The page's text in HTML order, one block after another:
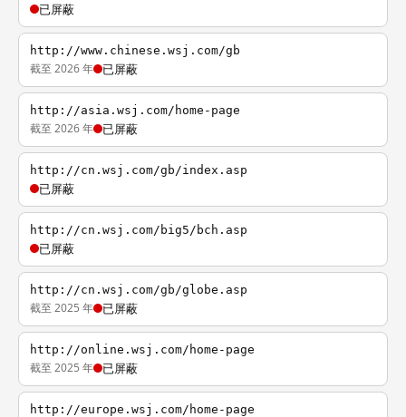
已屏蔽
http://www.chinese.wsj.com/gb
截至 2026 年 已屏蔽
http://asia.wsj.com/home-page
截至 2026 年 已屏蔽
http://cn.wsj.com/gb/index.asp
已屏蔽
http://cn.wsj.com/big5/bch.asp
已屏蔽
http://cn.wsj.com/gb/globe.asp
截至 2025 年 已屏蔽
http://online.wsj.com/home-page
截至 2025 年 已屏蔽
http://europe.wsj.com/home-page